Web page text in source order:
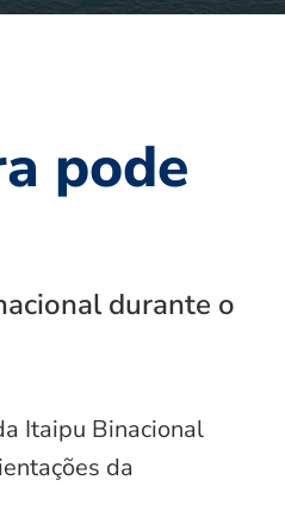
pode
durante o
Itaipu Binacional
da